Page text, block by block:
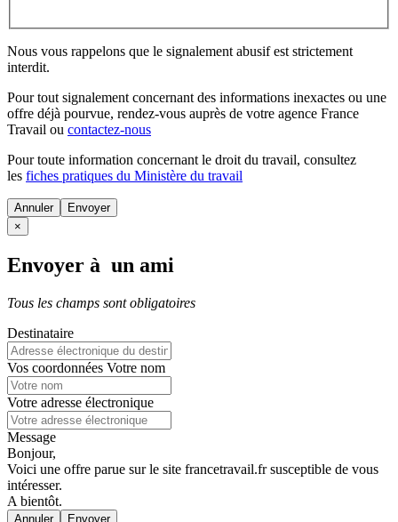
Nous vous rappelons que le signalement abusif est strictement
interdit.
Pour tout signalement concernant des informations inexactes ou une
offre déjà pourvue, rendez-vous auprès de votre agence France
Travail ou contactez-nous
Pour toute information concernant le droit du travail, consultez
les fiches pratiques du Ministère du travail
Annuler
×
Envoyer à un ami
Tous les champs sont obligatoires
Destinataire
Vos coordonnées Votre nom
Votre adresse électronique
Message
Bonjour,
Voici une offre parue sur le site francetravail.fr susceptible de vous
intéresser.
A bientôt.
Annuler